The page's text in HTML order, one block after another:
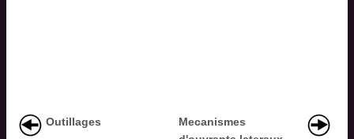
Outillages
Mecanismes